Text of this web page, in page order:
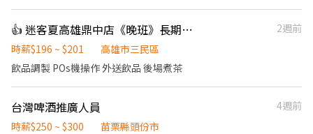
👍 迷客夏高雄鼎中店《晚班》長期工讀生（寒、暑假短期勿投）
2週前
時薪$196 ~ $201
高雄市三民區
飲品調製 POs機操作 外送飲品 後場煮茶
台灣啤酒推廣人員
4週前
時薪$250 ~ $300
苗栗縣頭份市